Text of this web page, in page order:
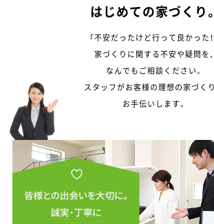
はじめての家づくり。
「不安だったけど行って良かった！
家づくりに関する不安や疑問を、
なんでもご相談ください。
スタッフがお客様の理想の家づく
お手伝いします。